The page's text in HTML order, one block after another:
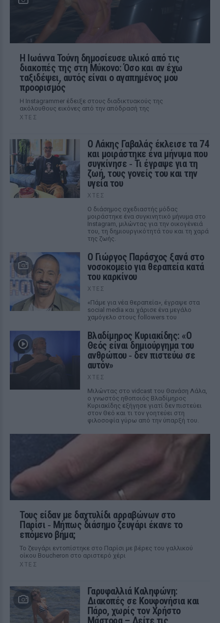
Η Ιωάννα Τούνη δημοσίευσε υλικό από τις
διακοπές της στη Μύκονο: Όσο και αν έχω
ταξιδέψει, αυτός είναι ο αγαπημένος μου
προορισμός
Η Instagrammer έδειξε στους διαδικτυακούς της
ακόλουθους εικόνες από την απόδρασή της
ΧΤΕΣ
Ο Λάκης Γαβαλάς έκλεισε τα 74
και μοιράστηκε ένα μήνυμα που
συγκίνησε ‑ Τι έγραψε για τη
ζωή, τους γονείς του και την
υγεία του
ΧΤΕΣ
Ο διάσημος σχεδιαστής μόδας
μοιράστηκε ένα συγκινητικό μήνυμα στο
Instagram, μιλώντας για την οικογένειά
του, τη δημιουργικότητά του και τη χαρά
της ζωής.
O Γιώργος Παράσχος ξανά στο
νοσοκομείο για θεραπεία κατά
του καρκίνου
ΧΤΕΣ
«Πάμε για νέα θεραπεία», έγραψε στα
social media και χάρισε ένα μεγάλο
χαμόγελο στους followers του
Βλαδίμηρος Κυριακίδης: «Ο
Θεός είναι δημιούργημα του
ανθρώπου ‑ δεν πιστεύω σε
αυτόν»
ΧΤΕΣ
Μιλώντας στο vidcast του Θανάση Λάλα,
ο γνωστός ηθοποιός Βλαδίμηρος
Κυριακίδης εξήγησε γιατί δεν πιστεύει
στον Θεό και τι τον γοητεύει στη
φιλοσοφία γύρω από την ύπαρξή του.
Τους είδαν με δαχτυλίδι αρραβώνων στο
Παρίσι ‑ Μήπως διάσημο ζευγάρι έκανε το
επόμενο βήμα;
Το ζευγάρι εντοπίστηκε στο Παρίσι με βέρες του γαλλικού
οίκου Boucheron στο αριστερό χέρι
ΧΤΕΣ
Γαρυφαλλιά Καληφώνη:
Διακοπές σε Κουφονήσια και
Πάρο, χωρίς τον Χρήστο
Μάστορα – Δείτε τις